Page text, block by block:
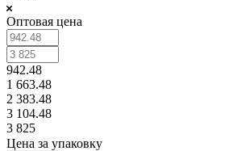
Оптовая цена
942.48
1 663.48
2 383.48
3 104.48
3 825
Цена за упаковку